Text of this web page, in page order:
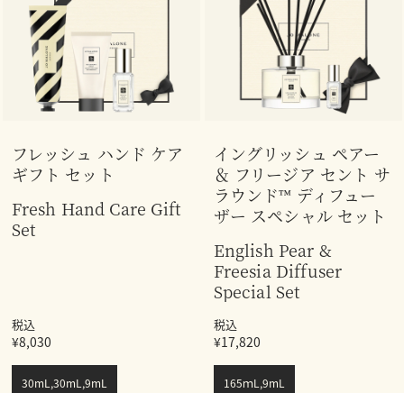
フレッシュ ハンド ケア
ギフト セット
Fresh Hand Care Gift
Set
税込
¥8,030
30mL,30mL,9mL
イングリッシュ ペアー
＆ フリージア セント サ
ラウンド™ ディフュー
ザー スペシャル セット
English Pear &
Freesia Diffuser
Special Set
税込
¥17,820
165ｍL,9mL